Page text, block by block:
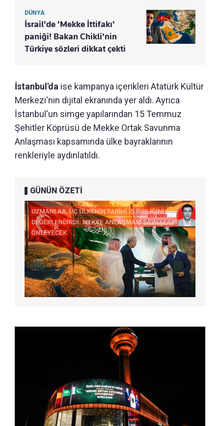
DÜNYA
İsrail'de 'Mekke İttifakı'
paniği! Bakan Chikli'nin
Türkiye sözleri dikkat çekti
İstanbul'da ise kampanya içerikleri Atatürk Kültür
Merkezi'nin dijital ekranında yer aldı. Ayrıca
İstanbul'un simge yapılarından 15 Temmuz
Şehitler Köprüsü de Mekke Ortak Savunma
Anlaşması kapsamında ülke bayraklarının
renkleriyle aydınlatıldı.
GÜNÜN ÖZETİ